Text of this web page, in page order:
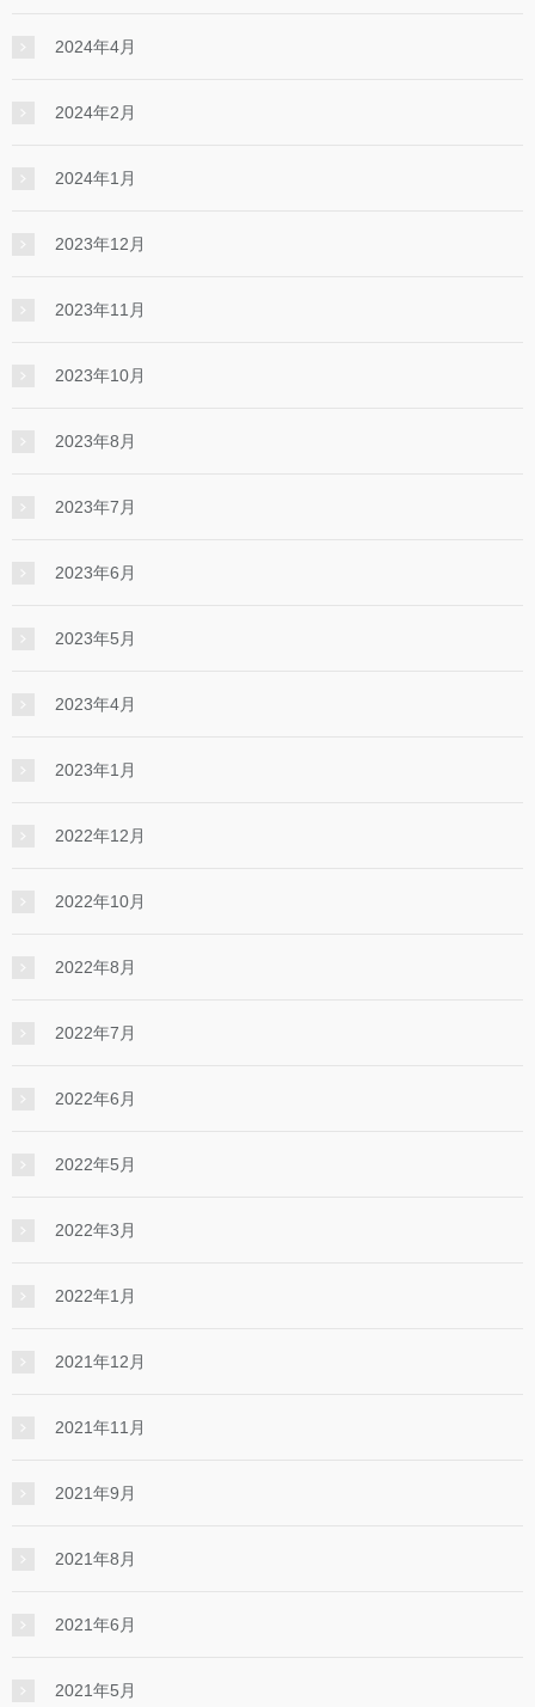
2024年4月
2024年2月
2024年1月
2023年12月
2023年11月
2023年10月
2023年8月
2023年7月
2023年6月
2023年5月
2023年4月
2023年1月
2022年12月
2022年10月
2022年8月
2022年7月
2022年6月
2022年5月
2022年3月
2022年1月
2021年12月
2021年11月
2021年9月
2021年8月
2021年6月
2021年5月